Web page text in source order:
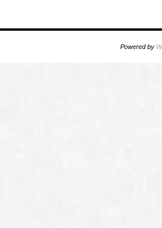
Powered by